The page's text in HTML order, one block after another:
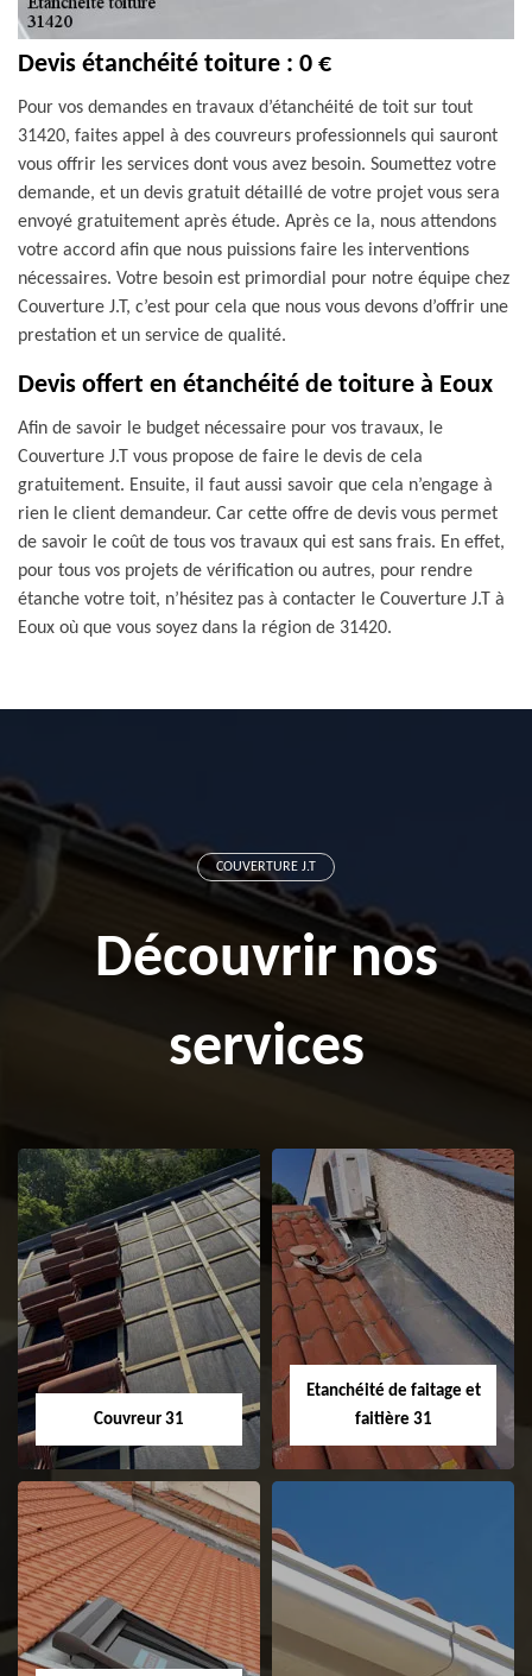
Devis étanchéité toiture : 0 €
Pour vos demandes en travaux d’étanchéité de toit sur tout
31420, faites appel à des couvreurs professionnels qui sauront
vous offrir les services dont vous avez besoin. Soumettez votre
demande, et un devis gratuit détaillé de votre projet vous sera
envoyé gratuitement après étude. Après ce la, nous attendons
votre accord afin que nous puissions faire les interventions
nécessaires. Votre besoin est primordial pour notre équipe chez
Couverture J.T, c’est pour cela que nous vous devons d’offrir une
prestation et un service de qualité.
Devis offert en étanchéité de toiture à Eoux
Afin de savoir le budget nécessaire pour vos travaux, le
Couverture J.T vous propose de faire le devis de cela
gratuitement. Ensuite, il faut aussi savoir que cela n’engage à
rien le client demandeur. Car cette offre de devis vous permet
de savoir le coût de tous vos travaux qui est sans frais. En effet,
pour tous vos projets de vérification ou autres, pour rendre
étanche votre toit, n’hésitez pas à contacter le Couverture J.T à
Eoux où que vous soyez dans la région de 31420.
COUVERTURE J.T
Découvrir nos
services
Couvreur 31
Couvreur 31
Etanchéité de faitage et
faitière 31
Etanchéité de
faitage et faitière
31